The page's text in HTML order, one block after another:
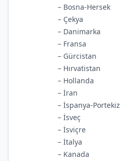
– Bosna-Hersek
– Çekya
– Danimarka
– Fransa
– Gürcistan
– Hırvatistan
– Hollanda
– İran
– İspanya-Portekiz
– İsveç
– İsviçre
– İtalya
– Kanada